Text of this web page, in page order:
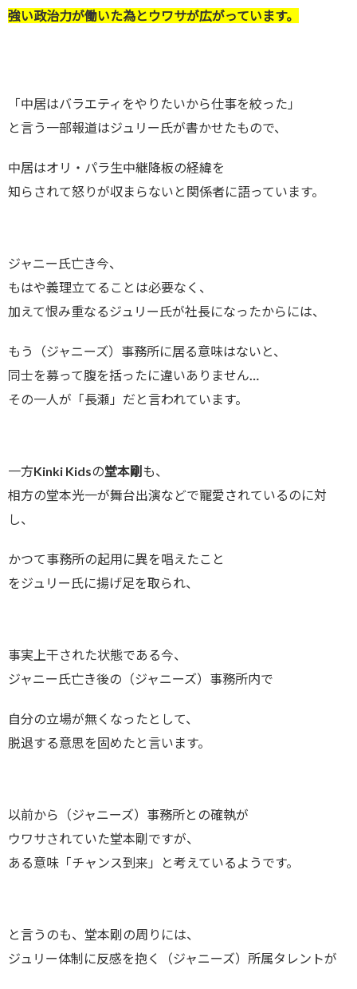
強い政治力が働いた為とウワサが広がっています。
「中居はバラエティをやりたいから仕事を絞った」
と言う一部報道はジュリー氏が書かせたもので、
中居はオリ・パラ生中継降板の経緯を
知らされて怒りが収まらないと関係者に語っています。
ジャニー氏亡き今、
もはや義理立てることは必要なく、
加えて恨み重なるジュリー氏が社長になったからには、
もう（ジャニーズ）事務所に居る意味はないと、
同士を募って腹を括ったに違いありません…
その一人が「長瀬」だと言われています。
一方Kinki Kidsの堂本剛 も、
相方の堂本光一が舞台出演などで寵愛されているのに対
し、
かつて事務所の起用に異を唱えたこと
をジュリー氏に揚げ足を取られ、
事実上干された状態である今、
ジャニー氏亡き後の（ジャニーズ）事務所内で
自分の立場が無くなったとして、
脱退する意思を固めたと言います。
以前から（ジャニーズ）事務所との確執が
ウワサされていた堂本剛ですが、
ある意味「チャンス到来」と考えているようです。
と言うのも、堂本剛の周りには、
ジュリー体制に反感を抱く（ジャニーズ）所属タレントが